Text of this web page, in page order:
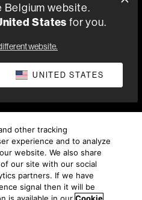
de vente Compliance
Industries, Incorporated. All
Belgium website.
States for you.
website.
UNITED STATES
other tracking
experience and to analyze
website. We also share
our site with our social
partners. If we have
signal then it will be